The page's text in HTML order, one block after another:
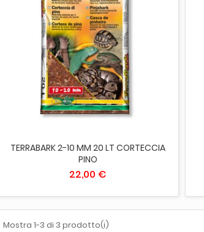
AGGIUNGI AL CARRELLO
TERRABARK 2-10 MM 20 LT CORTECCIA
PINO
22,00 €
Mostra 1-3 di 3 prodotto(i)